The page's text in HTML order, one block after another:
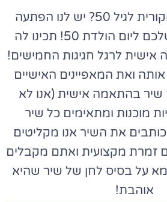
מחפשים מתנה מקורית לגיל 50? יש לנו הפתעה
מושלמת לאמא שלכם ליום הולדת 50! תכינו לה
אישית לרגל חגיגות החמישים!
ואת המאפיינים האישיים
שיר בהתאמה אישית (אנו לא
מוכנות ומתאימים כל שיר
את השיר אנו מקליטים
זמרת מקצועית ואתם מקבלים
על בסיס לחן של שיר שהיא
אוהבת!